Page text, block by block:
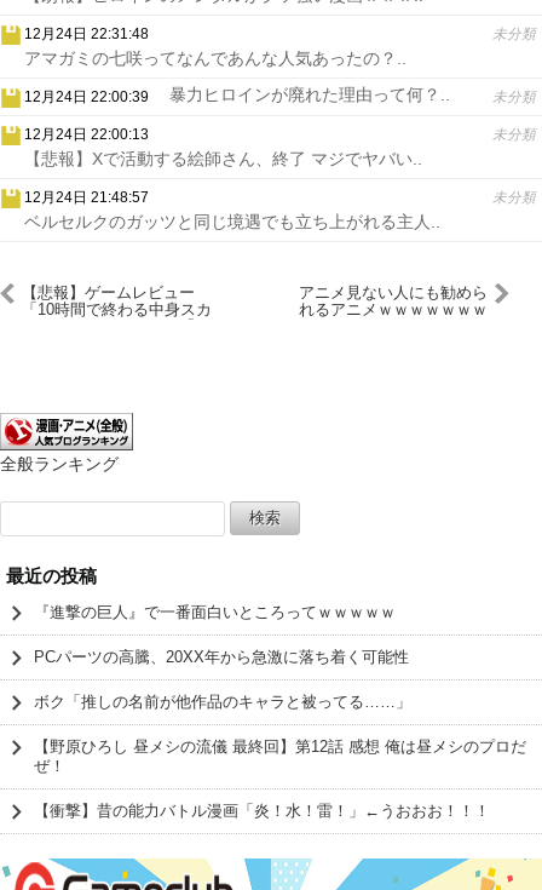
12月24日 22:31:48 未分類
アマガミの七咲ってなんであんな人気あったの？..
12月24日 22:00:39 未分類
暴力ヒロインが廃れた理由って何？..
12月24日 22:00:13 未分類
【悲報】Xで活動する絵師さん、終了 マジでヤバい..
12月24日 21:48:57 未分類
ベルセルクのガッツと同じ境遇でも立ち上がれる主人..
【悲報】ゲームレビュー
「10時間で終わる中身スカ
アニメ見ない人にも勧めら
れるアニメｗｗｗｗｗｗｗ
全般ランキング
索:
最近の投稿
『進撃の巨人』で一番面白いところってｗｗｗｗｗ
PCパーツの高騰、20XX年から急激に落ち着く可能性
ボク「推しの名前が他作品のキャラと被ってる……」
【野原ひろし 昼メシの流儀 最終回】第12話 感想 俺は昼メシのプロだ
ぜ！
【衝撃】昔の能力バトル漫画「炎！水！雷！」←うおおお！！！